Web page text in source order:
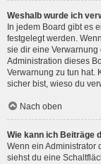
Weshalb wurde ich
In jedem Board gibt es
festgelegt werden.
sie dir eine
Administration dieses
Verwarnung zu tun hat.
sicher bist, wieso du
Nach oben
Wie kann ich Beiträge
Wenn ein Administrator
siehst du eine